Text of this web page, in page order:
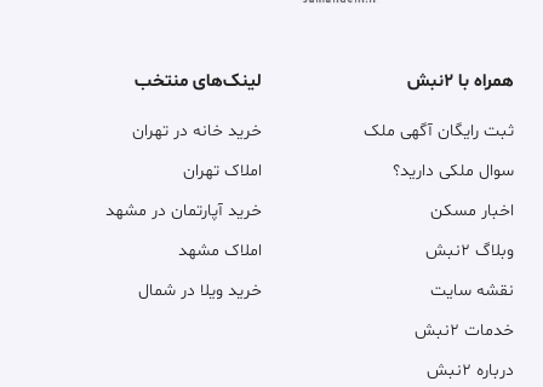
همراه با ۲نبش
ثبت رایگان آگهی ملک
سوال ملکی دارید؟
اخبار مسکن
وبلاگ ۲نبش
نقشه سایت
خدمات ۲نبش
درباره ۲نبش
لینک‌های منتخب
خرید خانه در تهران
املاک تهران
خرید آپارتمان در مشهد
املاک مشهد
خرید ویلا در شمال